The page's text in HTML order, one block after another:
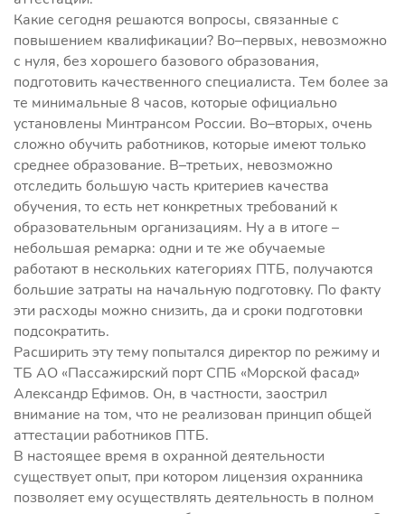
Какие сегодня решаются вопросы, связанные с
повышением квалификации? Во–первых, невозможно
с нуля, без хорошего базового образования,
подготовить качественного специалиста. Тем более за
те минимальные 8 часов, которые официально
установлены Минтрансом России. Во–вторых, очень
сложно обучить работников, которые имеют только
среднее образование. В–третьих, невозможно
отследить большую часть критериев качества
обучения, то есть нет конкретных требований к
образовательным организациям. Ну а в итоге –
небольшая ремарка: одни и те же обучаемые
работают в нескольких категориях ПТБ, получаются
большие затраты на начальную подготовку. По факту
эти расходы можно снизить, да и сроки подготовки
подсократить.
Расширить эту тему попытался директор по режиму и
ТБ АО «Пассажирский порт СПБ «Морской фасад»
Александр Ефимов. Он, в частности, заострил
внимание на том, что не реализован принцип общей
аттестации работников ПТБ.
В настоящее время в охранной деятельности
существует опыт, при котором лицензия охранника
позволяет ему осуществлять деятельность в полном